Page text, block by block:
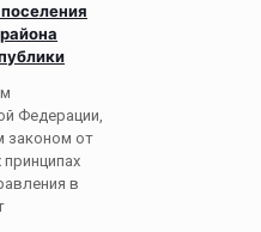
Федерации,
законом от
в